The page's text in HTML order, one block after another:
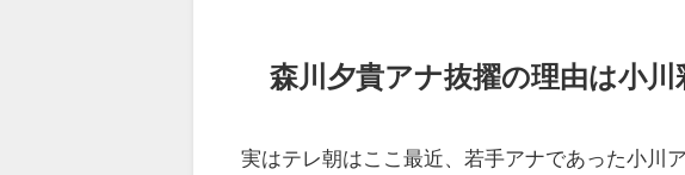
森川夕貴アナ抜擢の理由は小川
実はテレ朝はここ最近、若手アナであった小川